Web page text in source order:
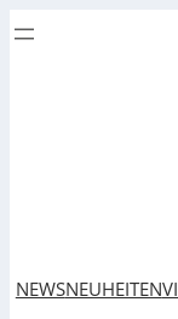
NEWSNEUHEITEN